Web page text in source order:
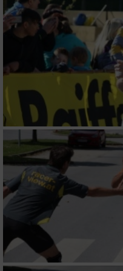
Verwendung reduzierter
von Werbeanzeigen
Erstellung von Profilen
Werbung
Verwendung von Profilen
personalisierter Werbung
Erstellung von Profilen
von Inhalten
Verwendung von Profilen
personalisierter Inhalte
Messung der
Messung der
Analyse von Zielgruppen